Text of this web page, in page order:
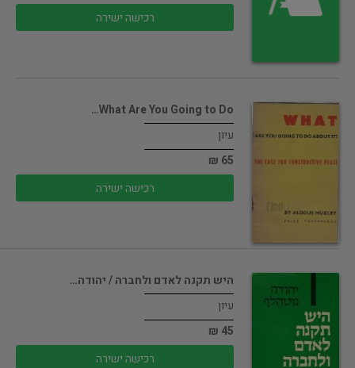
רכישה ישירה
What Are You Going to Do…
עיון
65 ₪
רכישה ישירה
היש תקנה לאדם ולחברה / יהודה…
עיון
45 ₪
רכישה ישירה